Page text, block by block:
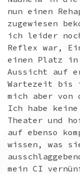
nun einen
zugewiesen
ich leider
Reflex war,
einen Platz in
Aussicht auf
Wartezeit
mich aber von
Ich habe
Theater und
auf ebenso
wissen, was
mein CI